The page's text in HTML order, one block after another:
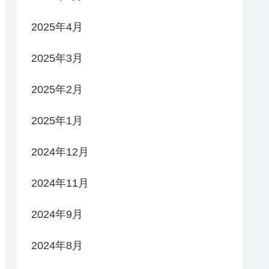
2025年4月
2025年3月
2025年2月
2025年1月
2024年12月
2024年11月
2024年9月
2024年8月